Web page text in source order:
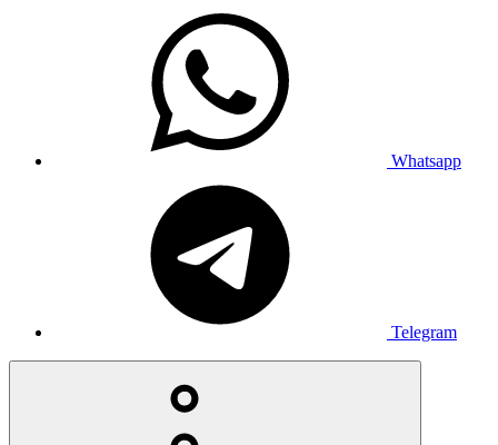
Whatsapp
Telegram